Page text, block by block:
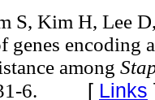
S, Kim H, Lee
genes encoding
among
6.
[ Links